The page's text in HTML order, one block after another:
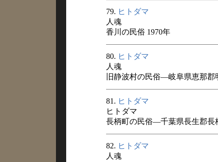
79. ヒトダマ
人魂
香川の民俗 1970年
80. ヒトダマ
人魂
旧静波村の民俗―岐阜県恵那
81. ヒトダマ
ヒトダマ
長柄町の民俗―千葉県長生郡長
82. ヒトダマ
人魂